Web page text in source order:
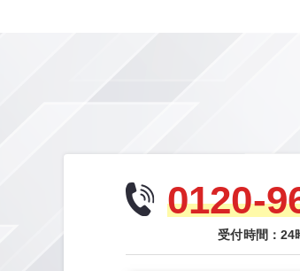
0120-
受付時間：24